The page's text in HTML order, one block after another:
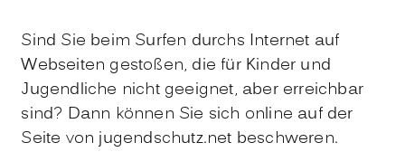
Sind Sie beim Surfen durchs Internet auf
Webseiten gestoßen, die für Kinder und
Jugendliche nicht geeignet, aber erreichbar
sind? Dann können Sie sich online auf der
Seite von jugendschutz.net beschweren.